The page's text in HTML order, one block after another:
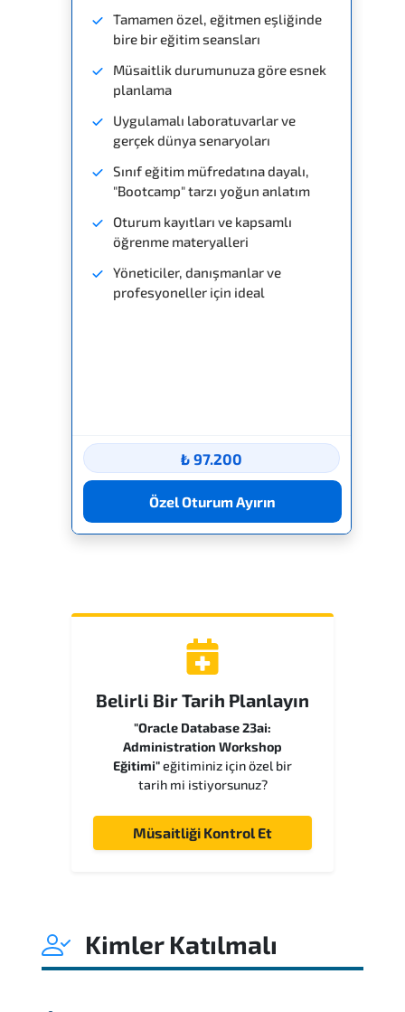
Tamamen özel, eğitmen eşliğinde
bire bir eğitim seansları
Müsaitlik durumunuza göre esnek
planlama
Uygulamalı laboratuvarlar ve
gerçek dünya senaryoları
Sınıf eğitim müfredatına dayalı,
"Bootcamp" tarzı yoğun anlatım
Oturum kayıtları ve kapsamlı
öğrenme materyalleri
Yöneticiler, danışmanlar ve
profesyoneller için ideal
₺ 97.200
Özel Oturum Ayırın
Belirli Bir Tarih Planlayın
"Oracle Database 23ai:
Administration Workshop
Eğitimi"eğitiminiz için özel bir
tarih mi istiyorsunuz?
Müsaitliği Kontrol Et
Kimler Katılmalı